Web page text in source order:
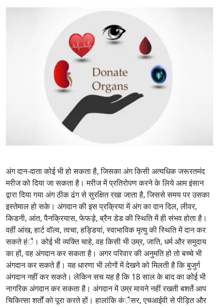
अंग दान-दाता कोई भी हो सकता है, जिसका अंग किसी अत्यधिक जरूरतमंद
मरीज को दिया जा सकता है। मरीज में प्रतिरोपण करने के लिये आम इंसान
द्वारा दिया गया अंग ठीक ढंग से सुरक्षित रखा जाता है, जिससे समय पर उसका
इस्तेमाल हो सके। अंगदान की इस प्रक्रिया में अंग का दान दिल, लीवर,
किडनी, आंत, पैनक्रियास, फेफड़े, ब्रैन डेड की स्थिति में ही संभव होता है।
वहीं आंख, हार्ट वॉल्व, त्वचा, हड्डियां, स्वाभाविक मृत्यु की स्थिति में दान कर
सकते हंै। कोई भी व्यक्ति चाहे, वह किसी भी उम्र, जाति, धर्म और समुदाय
का हों, वह अंगदान कर सकता है। अगर परिवार की अनुमति हो तो बच्चे भी
अंगदान कर सकते हैं। यह धारणा भी लोगों में देखने को मिलती है कि बुजुर्ग
अंगदान नहीं कर सकते। लेकिन सच यह है कि 18 साल के बाद का कोई भी
नागरिक अंगदान कर सकता है। अंगदान में उम्र मायने नहीं रखती बशर्ते आप
चिकित्सा शर्तों को पूरा करते हों। हालांकि कंैसर, एचआईवी से पीड़ित और